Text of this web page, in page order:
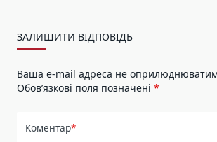
ЗАЛИШИТИ ВІДПОВІДЬ
Ваша e-mail адреса не
Обов’язкові поля позначені *
Коментар*